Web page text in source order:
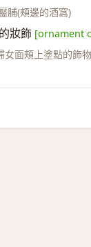
脯(頰邊的酒窩)
妝飾 [ornament
女面頰上塗點的飾